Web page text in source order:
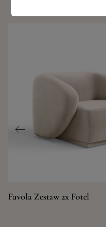
Favola Zestaw 2x Fotel